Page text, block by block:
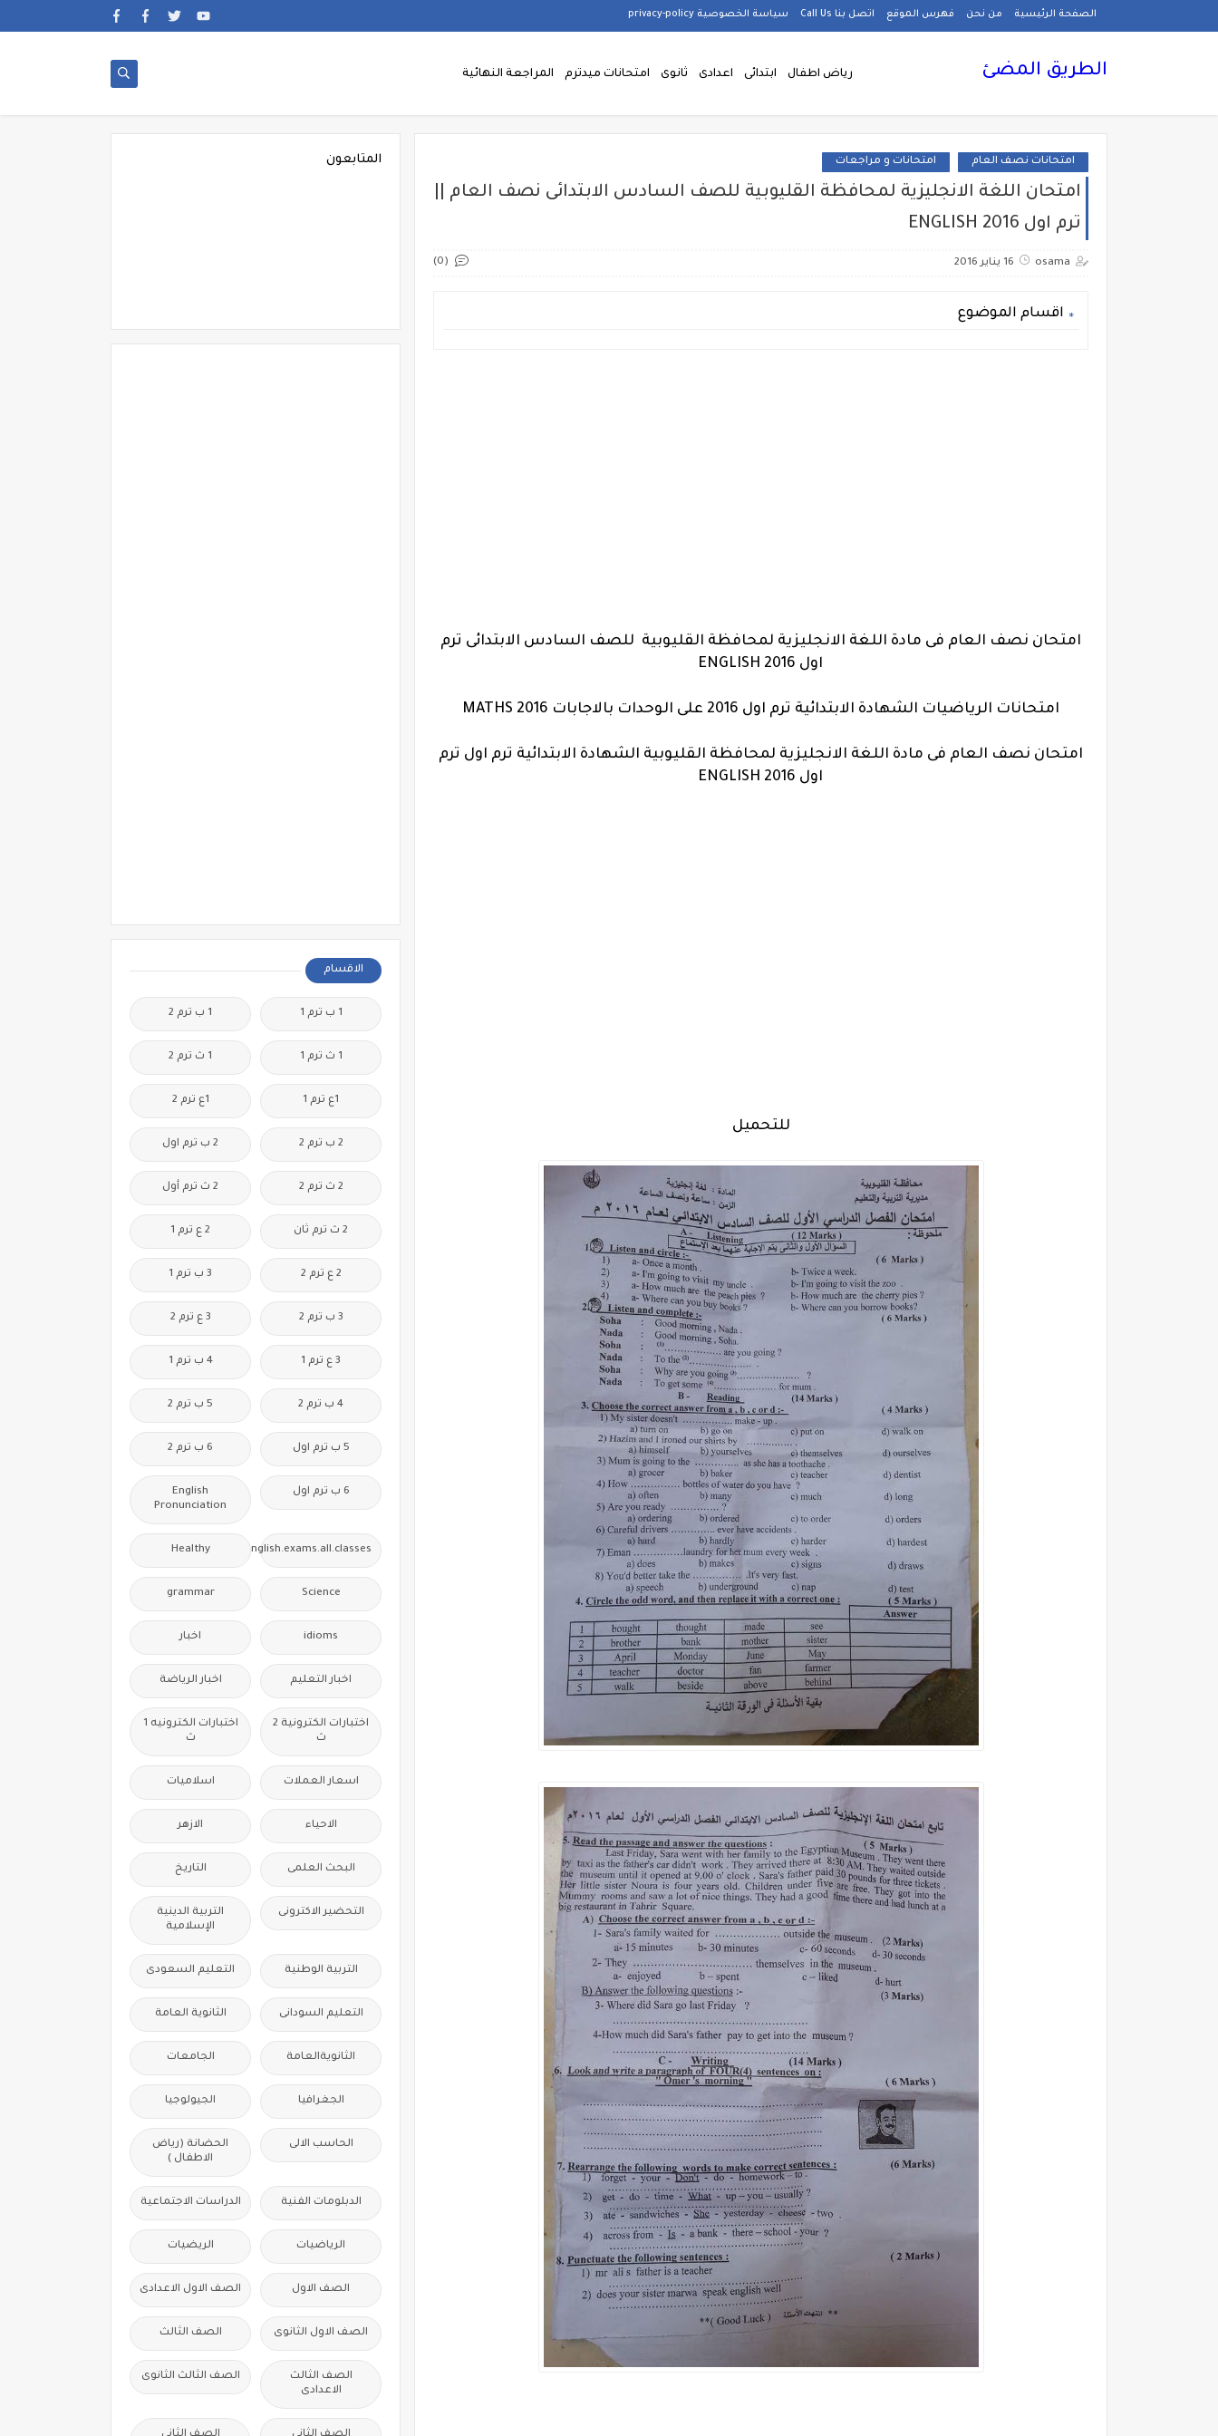
الصفحة الرئيسية من نحن فهرس الموقع اتصل بنا Call Us سياسة الخصوصية privacy-policy
الطريق المضئ رياض اطفال ابتدائى اعدادى ثانوى امتحانات ميدترم المراجعة النهائية
امتحانات نصف العام امتحانات و مراجعات
امتحان اللغة الانجليزية لمحافظة القليوبية للصف السادس الابتدائى نصف العام ||
ترم اول ENGLISH 2016
osama 16 يناير 2016 (0)
اقسام الموضوع
امتحان نصف العام فى مادة اللغة الانجليزية لمحافظة القليوبية للصف السادس الابتدائى ترم
اول ENGLISH 2016
امتحانات الرياضيات الشهادة الابتدائية ترم اول 2016 على الوحدات بالاجابات MATHS 2016
امتحان نصف العام فى مادة اللغة الانجليزية لمحافظة القليوبية الشهادة الابتدائية ترم اول ترم
اول ENGLISH 2016
للتحميل
المتابعون
الاقسام
1 ب ترم 1 1 ب ترم 2
1 ث ترم 1 1 ث ترم 2
1ع ترم 1 1ع ترم 2
2 ب ترم 2 2 ب ترم اول
2 ث ترم 2 2 ث ترم أول
2 ث ترم ثان 2 ع ترم 1
2 ع ترم 2 3 ب ترم 1
3 ب ترم 2 3 ع ترم 2
3 ع ترم 1 4 ب ترم 1
4 ب ترم 2 5 ب ترم 2
5 ب ترم اول 6 ب ترم 2
6 ب ترم اول
English
Pronunciation
Free.English.exams.all.classes
Healthy
Science
grammar
idioms اخبار
اخبار التعليم اخبار الرياضة
اختبارات الكترونية 2
ث
اختبارات الكترونيه 1
ث
اسعار العملات اسلاميات
الاحياء الازهر
البحث العلمى التاريخ
التحضير الاكترونى
التربية الدينية
الإسلامية
التربية الوطنية التعليم السعودى
التعليم السودانى الثانوية العامة
الثانويةالعامة الجامعات
الجغرافيا الجيولوجيا
الحاسب الالى
الحضانة (رياض
الاطفال )
الدبلومات الفنية الدراسات الاجتماعية
الرياضيات الريضيات
الصف الاول الصف الاول الاعدادى
الصف الاول الثانوى الصف الثالث
الصف الثالث
الاعدادى
الصف الثالث الثانوى